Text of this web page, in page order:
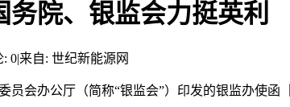
院、银监会力挺英利
: 0|来自: 世纪新能源网
员会办公厅（简称“银监会”）印发的银监办